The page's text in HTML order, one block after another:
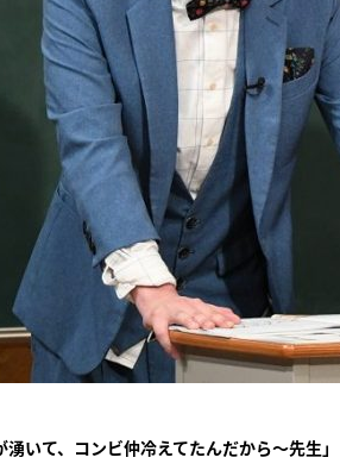
湧いて、コンビ仲冷えてたんだから～先生」